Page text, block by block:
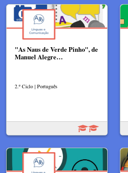
"As Naus de Verde Pinho", de
Manuel Alegre…
2.º Ciclo | Português